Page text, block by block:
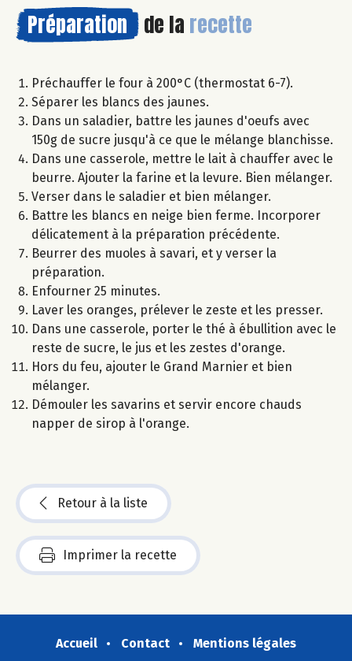
Préparation de la recette
Préchauffer le four à 200°C (thermostat 6-7).
Séparer les blancs des jaunes.
Dans un saladier, battre les jaunes d'oeufs avec
150g de sucre jusqu'à ce que le mélange blanchisse.
Dans une casserole, mettre le lait à chauffer avec le
beurre. Ajouter la farine et la levure. Bien mélanger.
Verser dans le saladier et bien mélanger.
Battre les blancs en neige bien ferme. Incorporer
délicatement à la préparation précédente.
Beurrer des muoles à savari, et y verser la
préparation.
Enfourner 25 minutes.
Laver les oranges, prélever le zeste et les presser.
Dans une casserole, porter le thé à ébullition avec le
reste de sucre, le jus et les zestes d'orange.
Hors du feu, ajouter le Grand Marnier et bien
mélanger.
Démouler les savarins et servir encore chauds
napper de sirop à l'orange.
Retour à la liste
Imprimer la recette
Accueil Contact
Mentions légales